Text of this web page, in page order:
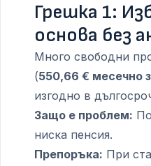
Грешка 1:
основа без
Много свободни
(550,66 € месечно
изгодно в
Защо е проблем:
ниска пенсия.
Препоръка: При